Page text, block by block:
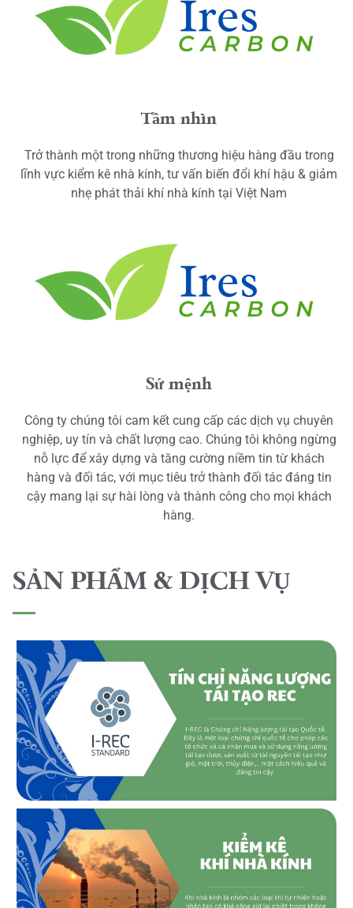
Tầm nhìn
Trở thành một trong những thương hiệu hàng đầu trong
lĩnh vực kiểm kê nhà kính, tư vấn biến đổi khí hậu & giảm
nhẹ phát thải khí nhà kính tại Việt Nam
Sứ mệnh
Công ty chúng tôi cam kết cung cấp các dịch vụ chuyên
nghiệp, uy tín và chất lượng cao. Chúng tôi không ngừng
nỗ lực để xây dựng và tăng cường niềm tin từ khách
hàng và đối tác, với mục tiêu trở thành đối tác đáng tin
cậy mang lại sự hài lòng và thành công cho mọi khách
hàng.
SẢN PHẨM & DỊCH VỤ